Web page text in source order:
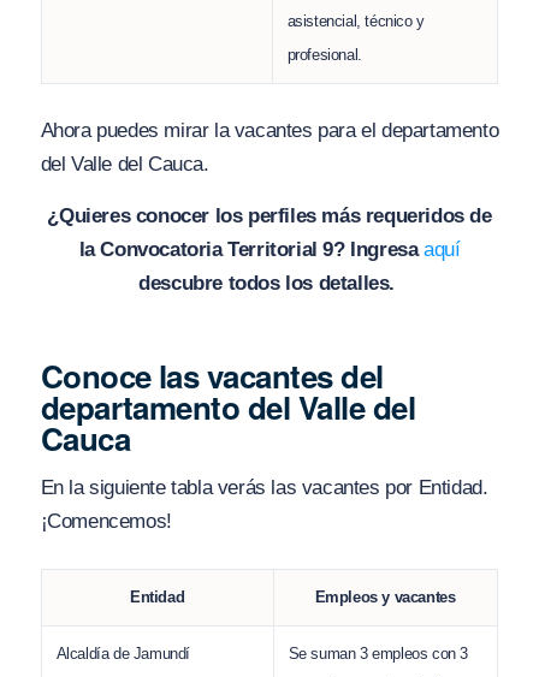
asistencial, técnico y
profesional.
Ahora puedes mirar la vacantes para el departamento
del Valle del Cauca.
¿Quieres conocer los perfiles más requeridos de
la Convocatoria Territorial 9? Ingresaaquí
descubre todos los detalles.
Conoce las vacantes del
departamento del Valle del
Cauca
En la siguiente tabla verás las vacantes por Entidad.
¡Comencemos!
Entidad Empleos y vacantes
Alcaldía de Jamundí
Se suman 3 empleos con 3